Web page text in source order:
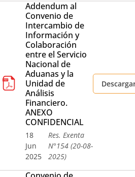
Addendum al
Convenio de
Intercambio de
Información y
Colaboración
entre el Servicio
Nacional de
Aduanas y la
Unidad de
Análisis
Financiero.
ANEXO
CONFIDENCIAL
18
Jun
2025
Res. Exenta
N°154 (20-08-
2025)